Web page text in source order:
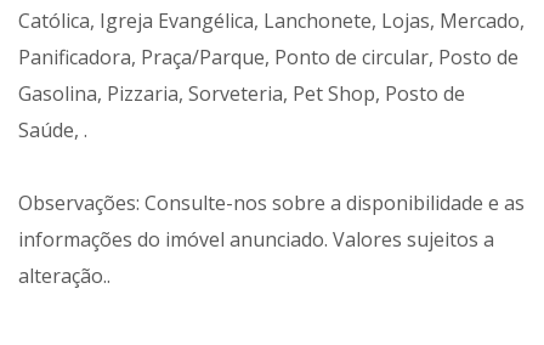
Católica, Igreja Evangélica, Lanchonete, Lojas, Mercado,
Panificadora, Praça/Parque, Ponto de circular, Posto de
Gasolina, Pizzaria, Sorveteria, Pet Shop, Posto de
Saúde, .
Observações: Consulte-nos sobre a disponibilidade e as
informações do imóvel anunciado. Valores sujeitos a
alteração..